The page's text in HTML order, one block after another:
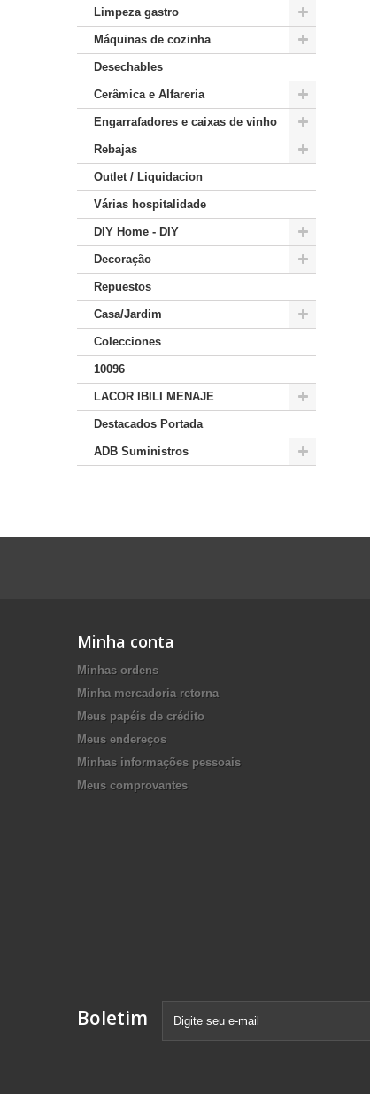
Limpeza gastro
Máquinas de cozinha
Desechables
Cerâmica e Alfareria
Engarrafadores e caixas de vinho
Rebajas
Outlet / Liquidacion
Várias hospitalidade
DIY Home - DIY
Decoração
Repuestos
Casa/Jardim
Colecciones
10096
LACOR IBILI MENAJE
Destacados Portada
ADB Suministros
Minha conta
Minhas ordens
Minha mercadoria retorna
Meus papéis de crédito
Meus endereços
Minhas informações pessoais
Meus comprovantes
Boletim